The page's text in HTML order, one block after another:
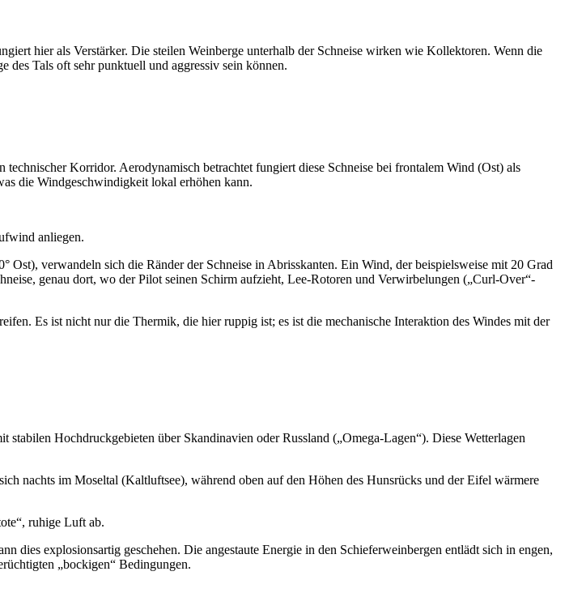
hier als Verstärker. Die steilen Weinberge unterhalb der Schneise wirken wie Kollektoren. Wenn die
des Tals oft sehr punktuell und aggressiv sein können.
Korridor. Aerodynamisch betrachtet fungiert diese Schneise bei frontalem Wind (Ost) als
die Windgeschwindigkeit lokal erhöhen kann.
anliegen.
verwandeln sich die Ränder der Schneise in Abrisskanten. Ein Wind, der beispielsweise mit 20 Grad
genau dort, wo der Pilot seinen Schirm aufzieht, Lee-Rotoren und Verwirbelungen („Curl-Over“-
Es ist nicht nur die Thermik, die hier ruppig ist; es ist die mechanische Interaktion des Windes mit der
Hochdruckgebieten über Skandinavien oder Russland („Omega-Lagen“). Diese Wetterlagen
nachts im Moseltal (Kaltluftsee), während oben auf den Höhen des Hunsrücks und der Eifel wärmere
ruhige Luft ab.
explosionsartig geschehen. Die angestaute Energie in den Schieferweinbergen entlädt sich in engen,
„bockigen“ Bedingungen.